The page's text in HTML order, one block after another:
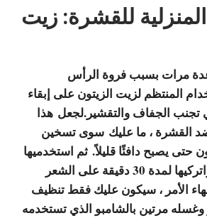
المنزلية للقشرة: زيت
مرات بسبب فروة الرأس
المنتظم لزيت الزيتون على إبقاء
تجنب الجفاف والتقشير.لجعل هذا
ضد القشرة ، ما عليك سوى تسخين
حتى يصبح دافئًا قليلاً. ثم استخدميها
لتدليك فروة الرأس واتركيها لمدة 30 دقيقة على الشعر
الأمر ، سيكون عليك فقط تنظيف
مرتين بالشامبو الذي تستخدمه